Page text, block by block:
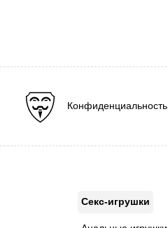
Конфиденциальность
Секс-игрушки